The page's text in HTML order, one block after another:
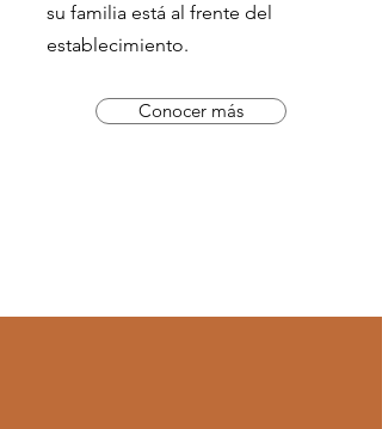
su familia está al frente del
establecimiento.
Conocer más